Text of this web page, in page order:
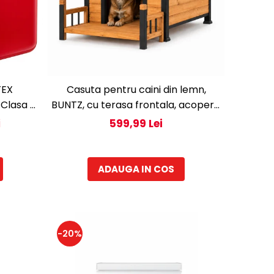
E,
Casuta pentru caini din lemn,
BUNTZ, cu terasa frontala, acoperis
bitumat, baza ridicata, pentru talie
599,99 Lei
ADAUGA IN COS
-20%